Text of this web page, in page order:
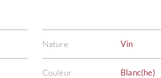
Nature Vin
Couleur Blanc(he)